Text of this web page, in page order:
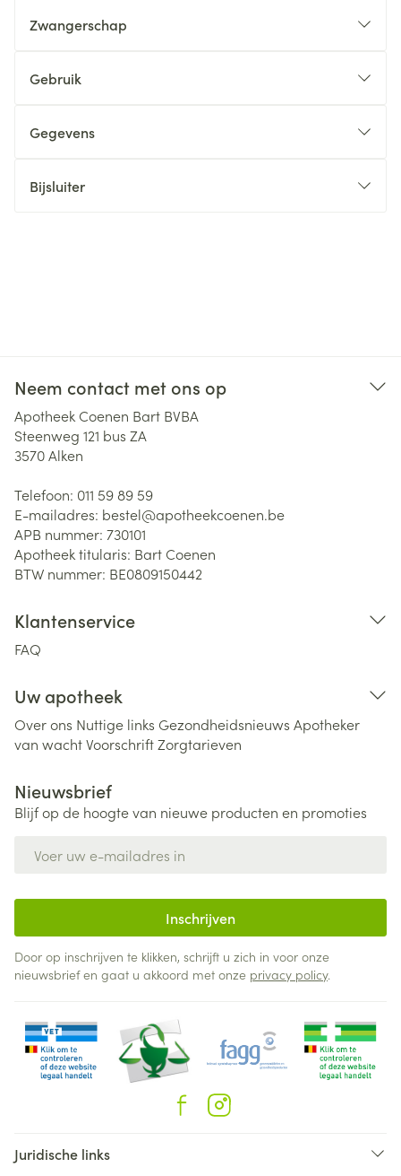
Zwangerschap
Gebruik
Gegevens
Bijsluiter
Neem contact met ons op
Apotheek Coenen Bart BVBA
Steenweg 121 bus ZA
3570Alken
Telefoon: 011 59 89 59
E-mailadres: bestel@apotheekcoenen.be
APB nummer: 730101
Apotheek titularis: Bart Coenen
BTW nummer: BE0809150442
Klantenservice
FAQ
Uw apotheek
Over ons Nuttige links Gezondheidsnieuws Apotheker
van wachtVoorschriftZorgtarieven
Nieuwsbrief
Blijf op de hoogte van nieuwe producten en promoties
Inschrijven
Door op inschrijven te klikken, schrijft u zich in voor onze
nieuwsbrief en gaat u akkoord met onze privacy policy.
Juridische links